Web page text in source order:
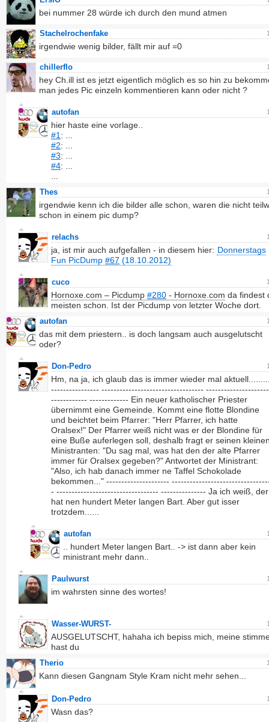
bei nummer 28 würde ich durch den mund atmen
Stachelrochenfake
irgendwie wenig bilder, fällt mir auf =0
chillerflo
hey Ch.ill ist es jetzt eigentlich möglich es so hin zu
man jedes Pic einzeln kommentieren kann oder nicht ?
autofan
hier haste eine vorlage..
#1 : ...
#2: ...
#3: ...
#4: ...
Thes
irgendwie kenn ich die bilder alle schon, waren die nicht
schon in einem pic dump?
relachs
ja, ist mir auch aufgefallen - in diesem hier: Donnerstags
Fun PicDump #67 (18.10.2012)
cuco
Hornoxe.com – Picdump #280 - Hornoxe.com da findest
meisten schon. Ist der Picdump von letzter Woche dort.
autofan
das mit dem priestern.. is doch langsam auch ausgelutscht
oder?
Don-Pedro
Hm, na ja, ich glaub das is immer wieder mal
---------------- ----------------------------------
------------ ------------- Ein neuer katholischer Priester
übernimmt eine Gemeinde. Kommt eine flotte Blondine
und beichtet beim Pfarrer: "Herr Pfarrer, ich hatte
Oralsex!" Der Pfarrer weiß nicht was er der Blondine für
eine Buße auferlegen soll, deshalb fragt er seinen
Ministranten: "Du sag mal, was hat den der alte Pfarrer
immer für Oralsex gegeben?" Antwortet der Ministrant:
"Also, ich hab danach immer ne Taffel Schokolade
bekommen..." ---------------------
- ---------------------------------- --------------- Ja ich weiß, der
hat nen hundert Meter langen Bart. Aber gut isser
trotzdem......
autofan
.. hundert Meter langen Bart.. -> ist dann aber kein
ministrant mehr dann..
Paulwurst
im wahrsten sinne des wortes!
Wasser-WURST-
AUSGELUTSCHT, hahaha ich bepiss mich, meine
hast du
Therio
Kann diesen Gangnam Style Kram nicht mehr sehen...
Don-Pedro
Wasn das?